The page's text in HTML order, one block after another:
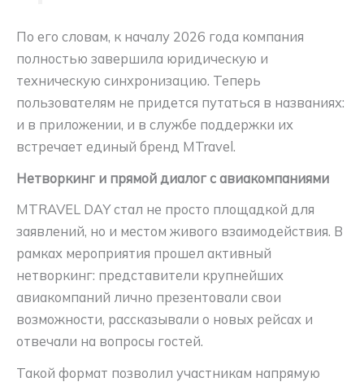
По его словам, к началу 2026 года компания
полностью завершила юридическую и
техническую синхронизацию. Теперь
пользователям не придется путаться в названиях:
и в приложении, и в службе поддержки их
встречает единый бренд MTravel.
Нетворкинг и прямой диалог с авиакомпаниями
MTRAVEL DAY стал не просто площадкой для
заявлений, но и местом живого взаимодействия. В
рамках мероприятия прошел активный
нетворкинг: представители крупнейших
авиакомпаний лично презентовали свои
возможности, рассказывали о новых рейсах и
отвечали на вопросы гостей.
Такой формат позволил участникам напрямую